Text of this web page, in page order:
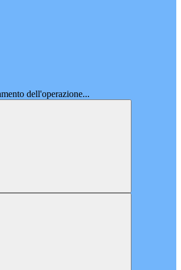
dell'operazione...